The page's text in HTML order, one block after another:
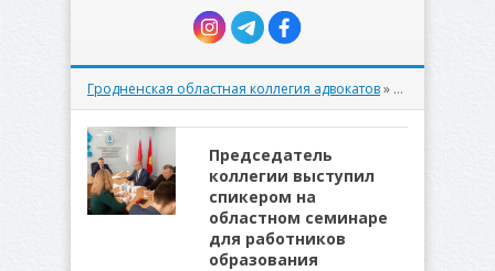
Гродненская областная коллегия адвокатов» Материалы за 28.03.2025
Председатель
коллегии выступил
спикером на
областном семинаре
для работников
образования